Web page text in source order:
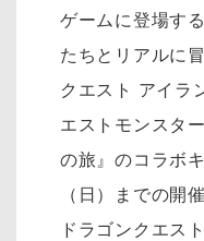
ゲームに登場す
たちとリアルに
クエスト アイラ
エストモンスタ
の旅』のコラボ
（日）までの開
ドラゴンクエス